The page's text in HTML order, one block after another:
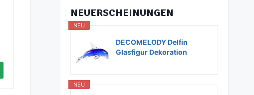
NEUERSCHEINUNGEN
NEU
DECOMELODY Delfin
Glasfigur Dekoration
NEU